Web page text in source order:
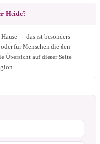
Heide?
— das ist besonders
für Menschen die den
Übersicht auf dieser Seite